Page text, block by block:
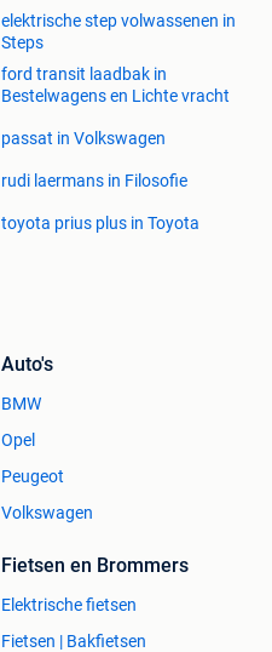
elektrische step volwassenen in
Steps
ford transit laadbak in
Bestelwagens en Lichte vracht
passat in Volkswagen
rudi laermans in Filosofie
toyota prius plus in Toyota
Auto's
BMW
Opel
Peugeot
Volkswagen
Fietsen en Brommers
Elektrische fietsen
Fietsen | Bakfietsen